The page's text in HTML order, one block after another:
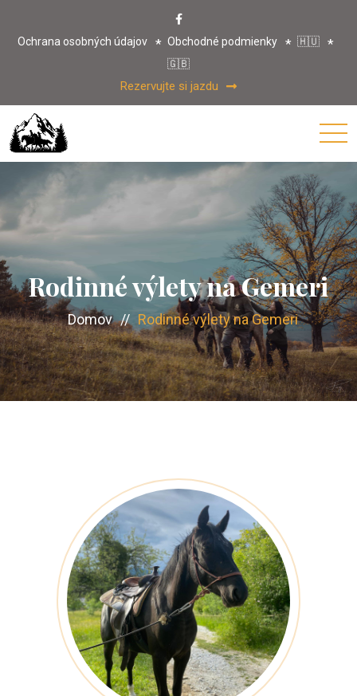
Ochrana osobných údajov Obchodné podmienky
🇭🇺
🇬🇧
Rezervujte si jazdu
Rodinné výlety na Gemeri
Domov // Rodinné výlety na Gemeri